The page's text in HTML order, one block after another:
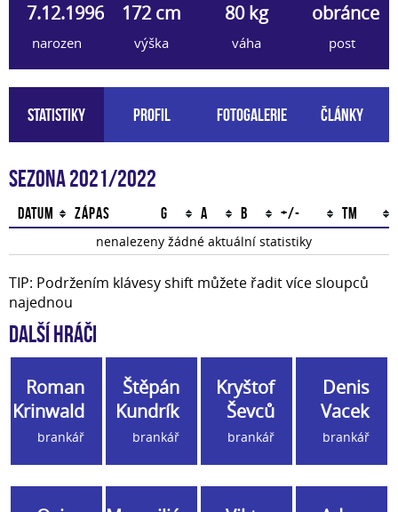
7.12.1996
narozen
172 cm
výška
80 kg
váha
obránce
post
Statistiky Profil Fotogalerie Články
Sezona 2021/2022
Datum Zápas G A B +/- TM
nenalezeny žádné aktuální statistiky
TIP: Podržením klávesy shift můžete řadit více sloupců
najednou
Další hráči
Roman
Krinwald
brankář
Štěpán
Kundrík
brankář
Kryštof
Ševců
brankář
Denis
Vacek
brankář